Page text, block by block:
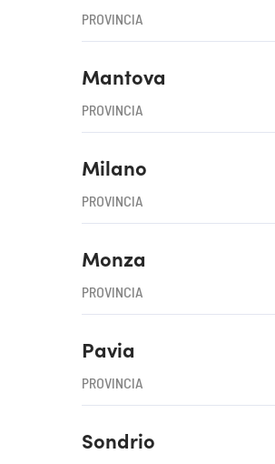
PROVINCIA
Mantova
PROVINCIA
Milano
PROVINCIA
Monza
PROVINCIA
Pavia
PROVINCIA
Sondrio